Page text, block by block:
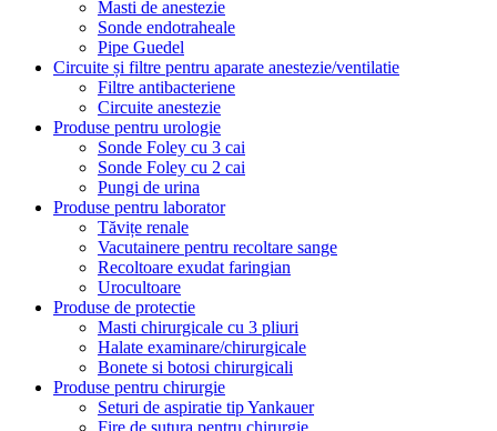
Masti de anestezie
Sonde endotraheale
Pipe Guedel
Circuite și filtre pentru aparate anestezie/ventilatie
Filtre antibacteriene
Circuite anestezie
Produse pentru urologie
Sonde Foley cu 3 cai
Sonde Foley cu 2 cai
Pungi de urina
Produse pentru laborator
Tăvițe renale
Vacutainere pentru recoltare sange
Recoltoare exudat faringian
Urocultoare
Produse de protectie
Masti chirurgicale cu 3 pliuri
Halate examinare/chirurgicale
Bonete si botosi chirurgicali
Produse pentru chirurgie
Seturi de aspiratie tip Yankauer
Fire de sutura pentru chirurgie